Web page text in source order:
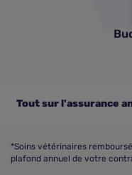
Tout sur l'assurance
*Soins vétérinaires
plafond annuel de votre